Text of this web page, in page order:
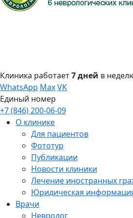
Клиника работает7 дней в
WhatsApp MaxVK
Единый номер
+7 (846) 200-06-09
О клинике
Для пациентов
Фототур
Публикации
Новости клиники
Лечение иностранных
Юридическая
Врачи
Невролог